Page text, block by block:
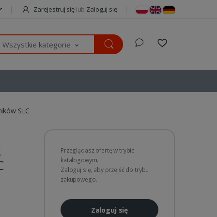
Zarejestruj się lub Zaloguj się
Wszystkie kategorie
SLC
Przeglądasz ofertę w trybie
katalogowym.
Zaloguj się, aby przejść do trybu
zakupowego.
Zaloguj się